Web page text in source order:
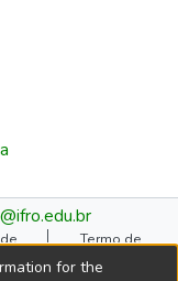
Termo de
Autorização
for the